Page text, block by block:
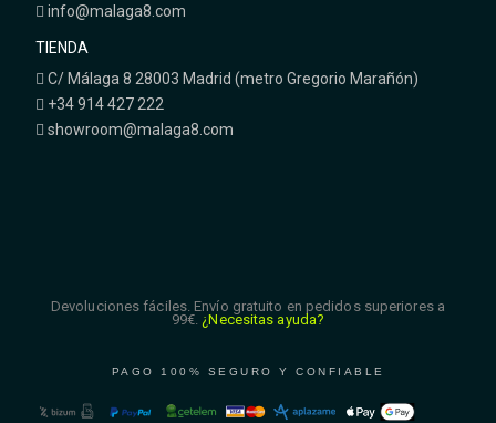
info@malaga8.com
TIENDA
C/ Málaga 8 28003 Madrid (metro Gregorio Marañón)
+34 914 427 222
showroom@malaga8.com
Devoluciones fáciles. Envío gratuito en pedidos superiores a
99€. ¿Necesitas ayuda?
PAGO 100% SEGURO Y CONFIABLE